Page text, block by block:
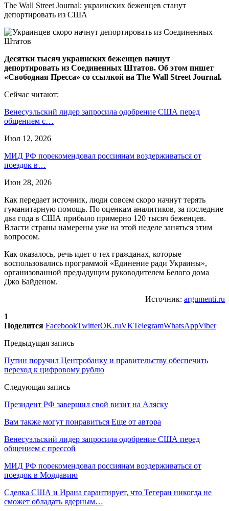
The Wall Street Journal: украинских беженцев станут
депортировать из США
Десятки тысяч украинских беженцев начнут
депортировать из Соединенных Штатов. Об этом пишет
«Свободная Пресса» со ссылкой на The Wall Street Journal.
Сейчас читают:
Венесуэльский лидер запросила одобрение США перед
общением с…
Июл 12, 2026
МИД РФ порекомендовал россиянам воздерживаться от
поездок в…
Июн 28, 2026
Как передает источник, люди совсем скоро начнут терять
гуманитарную помощь. По оценкам аналитиков, за последние
два года в США прибыло примерно 120 тысяч беженцев.
Власти страны намерены уже на этой неделе заняться этим
вопросом.
Как оказалось, речь идет о тех гражданах, которые
воспользовались программой «Единение ради Украины»,
организованной предыдущим руководителем Белого дома
Джо Байденом.
Источник: argumenti.ru
1
Поделится FacebookTwitterOK.ruVKTelegramWhatsAppViber
Предыдущая запись
Путин поручил Центробанку и правительству обеспечить
переход к цифровому рублю
Следующая запись
Президент РФ завершил свой визит на Аляску
Вам также могут понравиться Еще от автора
Венесуэльский лидер запросила одобрение США перед
общением с прессой
МИД РФ порекомендовал россиянам воздерживаться от
поездок в Молдавию
Сделка США и Ирана гарантирует, что Тегеран никогда не
сможет обладать ядерным…